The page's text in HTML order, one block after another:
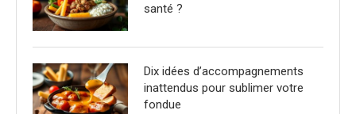
santé ?
Dix idées d’accompagnements
inattendus pour sublimer votre
fondue